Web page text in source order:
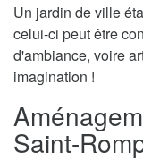
Un jardin de ville
celui-ci peut être
d'ambiance, voire
imagination !
Saint-